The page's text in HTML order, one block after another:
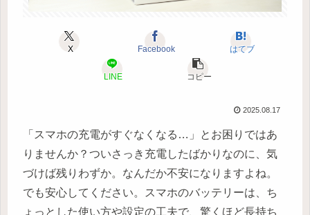
X Facebook はてブ
LINE コピー
2025.08.17
「スマホの充電がすぐなくなる…」とお困りではあ
りませんか？ついさっき充電したばかりなのに、気
づけば残りわずか。なんだか不安になりますよね。
でも安心してください。スマホのバッテリーは、ち
ょっとした使い方や設定の工夫で、驚くほど長持ち